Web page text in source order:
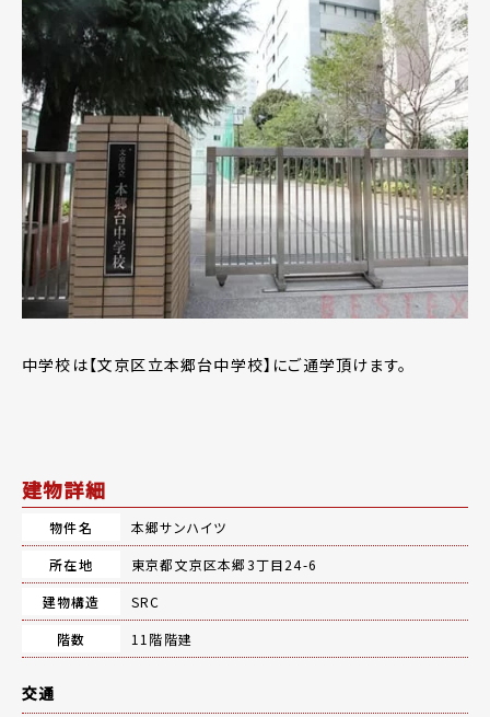
中学校は【文京区立本郷台中学校】にご通学頂けます。
建物詳細
物件名
本郷サンハイツ
所在地
東京都文京区本郷3丁目24-6
建物構造
SRC
階数
11階階建
交通